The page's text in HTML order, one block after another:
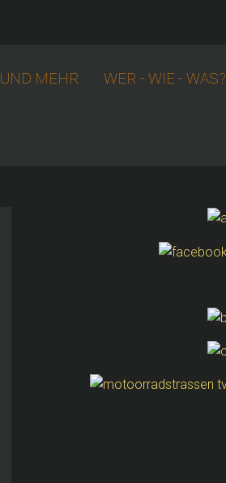
UND MEHR
WER - WIE - WAS?